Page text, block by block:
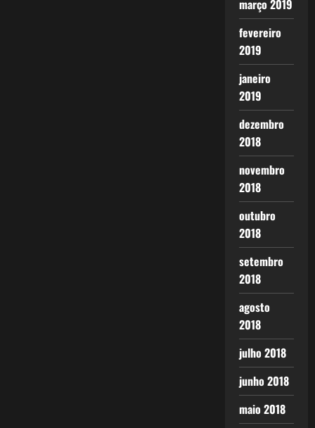
março 2019
fevereiro
2019
janeiro
2019
dezembro
2018
novembro
2018
outubro
2018
setembro
2018
agosto
2018
julho 2018
junho 2018
maio 2018